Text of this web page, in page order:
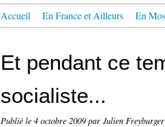
Accueil En France et Ailleurs En
Et pendant ce
socialiste...
Publié le 4 octobre 2009 par Julien Freyburger